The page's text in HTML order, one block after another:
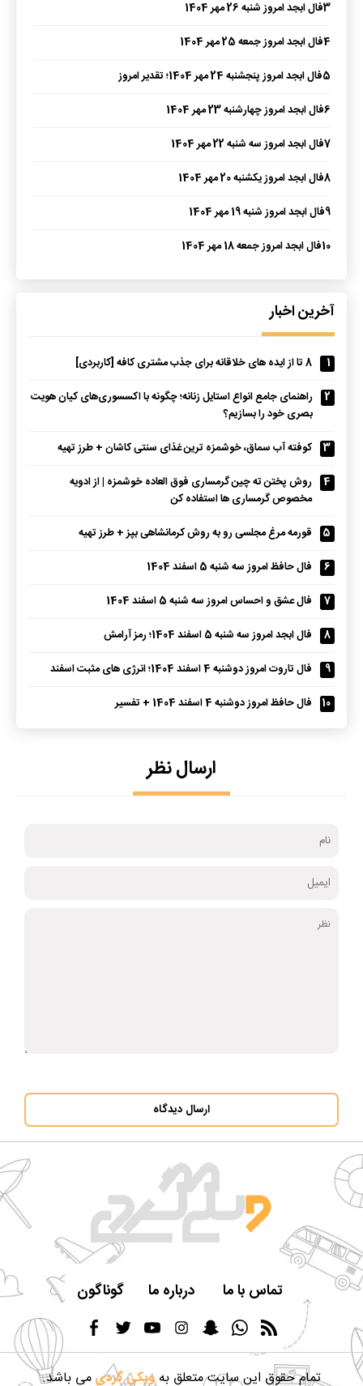
3فال ابجد امروز شنبه 26 مهر 1404
4فال ابجد امروز جمعه 25 مهر 1404
5فال ابجد امروز پنجشنبه 24 مهر 1404؛ تقدیر امروز
6فال ابجد امروز چهارشنبه 23 مهر 1404
7فال ابجد امروز سه شنبه 22 مهر 1404
8فال ابجد امروز یکشنبه 20 مهر 1404
9فال ابجد امروز شنبه 19 مهر 1404
10فال ابجد امروز جمعه 18 مهر 1404
آخرین اخبار
1
8 تا از ایده های خلاقانه برای جذب مشتری کافه [کاربردی]
2
راهنمای جامع انواع استایل زنانه؛ چگونه با اکسسوری‌های کیان هویت
بصری خود را بسازیم؟
3
کوفته آب سماق، خوشمزه ترین غذای سنتی کاشان + طرز تهیه
4
روش پختن ته چین گرمساری فوق العاده خوشمزه | از ادویه
مخصوص گرمساری ها استفاده کن
5
قورمه مرغ مجلسی رو به روش کرمانشاهی بپز + طرز تهیه
6
فال حافظ امروز سه شنبه 5 اسفند 1404
7
فال عشق و احساس امروز سه شنبه 5 اسفند 1404
8
فال ابجد امروز سه شنبه 5 اسفند 1404؛ رمز آرامش
9
فال تاروت امروز دوشنبه 4 اسفند 1404؛ انرژی های مثبت اسفند
10
فال حافظ امروز دوشنبه 4 اسفند 1404 + تفسیر
ارسال نظر
ارسال دیدگاه
تماس با ما درباره ما گوناگون
تمام حقوق این سایت متعلق بهویکی گردیمی باشد.